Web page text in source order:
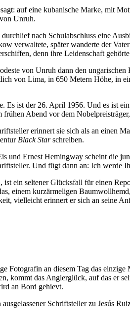
auf eine kubanische Marke, mit
Unruh.
nach Schulabschluss eine
verwaltete, später wanderte der
denn ihre Leidenschaft
von Unruh dann den
von Lima, in 650 Metern Höhe, in
ist der 26. April 1956. Und es ist
frühen Abend vor dem
erinnert sie sich als an einen
Black Starschreiben.
und Ernest Hemingway scheint die
Und fügt dann an: Ich werde
ein seltener Glücksfall für einen
einem kurzärmeligen
vielleicht erinnert er sich an seine
an diesem Tag das
kommt das Anglerglück, auf das er
an Bord gehievt.
ausgelassener Schriftsteller zu Jesús